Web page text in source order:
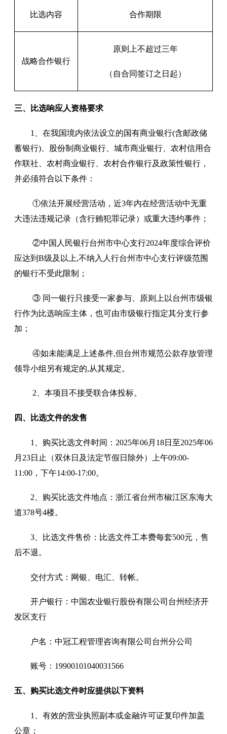
比选内容 合作期限
战略合作银行
原则上不超过三年
（自合同签订之日起）
三、 比选响应人资格要求
1、 在我国境内依法设立的国有商业银行(含邮政储
蓄银行) 、股份制商业银行、城市商业银行、农村信用合
作联社、农村商业银行、农村合作银行及政策性银行，
并必须符合以下条件：
①依法开展经营活动，近3年内在经营活动中无重
大违法违规记录（含行贿犯罪记录）或重大违约事件；
②中国人民银行台州市中心支行2024年度综合评价
应达到 B级及以上,不纳入人行台州市中心支行评级范围
的银行不受此限制；
③ 同一银行只接受一家参与、
原则上以台州市级银
行作为比选响应主体，也可由市级银行指定其分支行参
加 ；
④如未能满足上述条件,但台州市规范公款存放管理
领导小组另有规定的,从其规定。
2、 本项目不接受联合体投标。
四、 比选文件的发售
1 、购买比选文件时间： 2025年06月 18日 至2025年06
月 23日止（双休日及法定节假日除外）上午09:00-
11:00 ，下午14:00-1 7:00。
2 、购买比选文件地点：浙江省台州市椒江区东海大
道378号4楼。
3 比选文件售价： 比选文件工本费每套500元，售
后不退。
交付方式：网银、电汇、转帐。
开户银行：中国农业银行股份有限公司台州经济开
发区支行
户名：中冠工程管理咨询有限公司台州分公司
账号： 19900101040031566
五、购买比选文件时应提供以下资料
1 、有效的营业执照副本或金融许可证复印件加盖
公章；